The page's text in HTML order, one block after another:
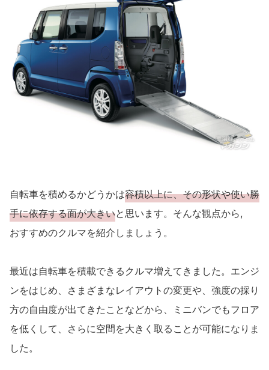
自転車を積めるかどうかは容積以上に、その形状や使い勝
手に依存する面が大きいと思います。そんな観点から,
おすすめのクルマを紹介しましょう。
最近は自転車を積載できるクルマ増えてきました。エンジ
ンをはじめ、さまざまなレイアウトの変更や、強度の採り
方の自由度が出てきたことなどから、ミニバンでもフロア
を低くして、さらに空間を大きく取ることが可能になりま
した。